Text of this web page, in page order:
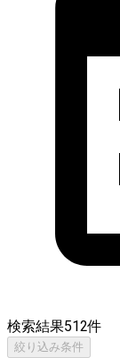
検索結果512件
絞り込み条件